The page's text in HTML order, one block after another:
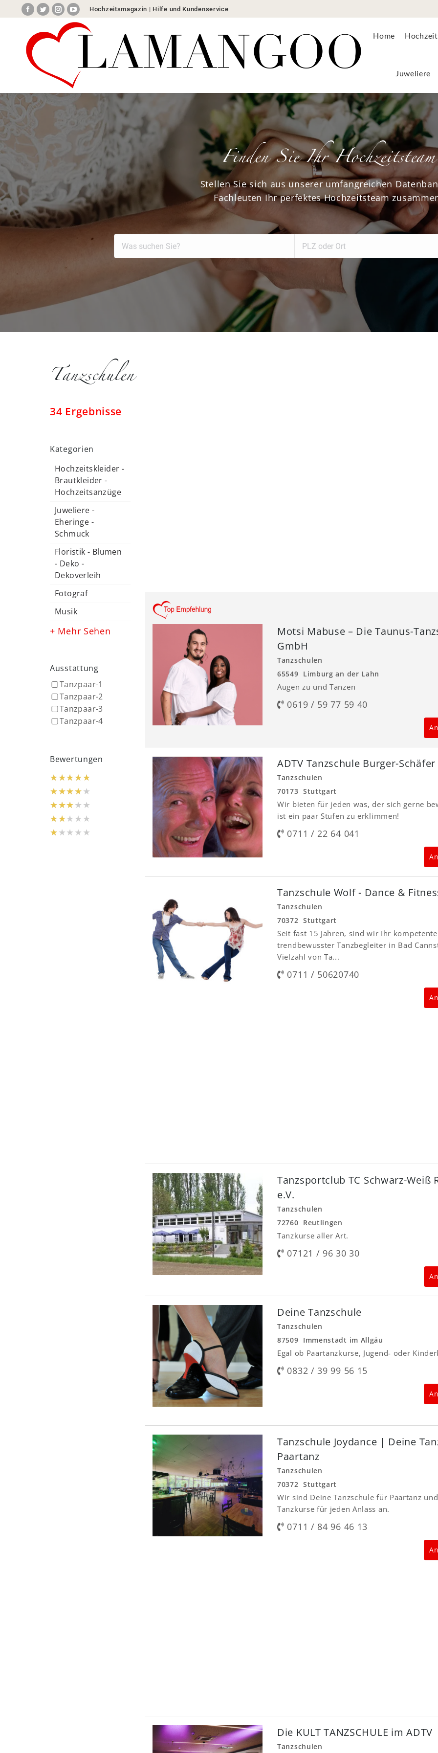
Facebook
TwitterInstagram
YouTube
Hochzeitsmagazin | Hilfe und Kundenservice
Home
Juweliere
Finden Sie Ihr Hochzeitsteam
Stellen Sie sich aus unserer umfangreichen
Fachleuten Ihr perfektes Hochzeitsteam
Tanzschulen
34 Ergebnisse
Kategorien
Hochzeitskleider -
Brautkleider -
Hochzeitsanzüge
Juweliere -
Eheringe -
Schmuck
Floristik - Blumen
- Deko -
Dekoverleih
Fotograf
Musik
+ Mehr Sehen
Ausstattung
Tanzpaar-1
Tanzpaar-2
Tanzpaar-3
Tanzpaar-4
Bewertungen
★★★★★
★★★★★
★★★★★
★★★★★
★★★★★
Motsi Mabuse – Die Taunus-
GmbH
Tanzschulen
65549 Limburg an der Lahn
Augen zu und Tanzen
0619 / 59 77 59 40
ADTV Tanzschule Burger-Schäfer
Tanzschulen
70173 Stuttgart
Wir bieten für jeden was, der sich gerne
ist ein paar Stufen zu erklimmen!
0711 / 22 64 041
Tanzschule Wolf - Dance &
Tanzschulen
70372 Stuttgart
Seit fast 15 Jahren, sind wir Ihr
trendbewusster Tanzbegleiter in Bad
Vielzahl von Ta...
0711 / 50620740
Tanzsportclub TC Schwarz-Weiß
e.V.
Tanzschulen
72760 Reutlingen
Tanzkurse aller Art.
07121 / 96 30 30
Deine Tanzschule
Tanzschulen
87509 Immenstadt im Allgäu
Egal ob Paartanzkurse, Jugend- oder
0832 / 39 99 56 15
Tanzschule Joydance | Deine
Paartanz
Tanzschulen
70372 Stuttgart
Wir sind Deine Tanzschule für Paartanz
Tanzkurse für jeden Anlass an.
0711 / 84 96 46 13
Die KULT TANZSCHULE im ADTV
Tanzschulen
Home Hochzeitslocations Anbieter Angebote Hochzeitsmode Juweliere